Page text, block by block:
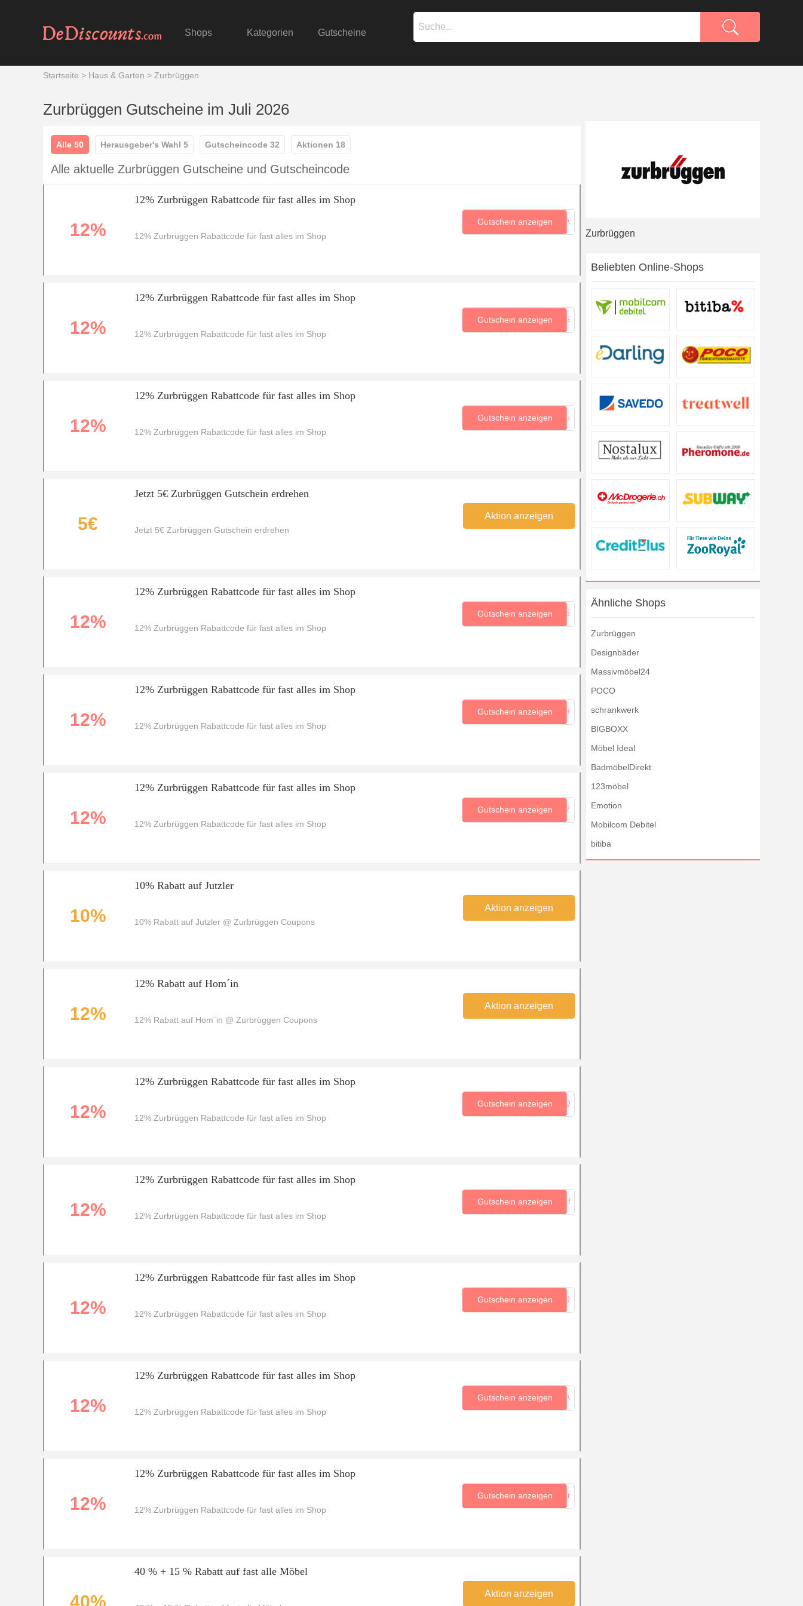
Shops Kategorien Gutscheine
Startseite > Haus & Garten > Zurbrüggen
Zurbrüggen Gutscheine im Juli 2026
Alle 50 Herausgeber's Wahl 5 Gutscheincode 32 Aktionen 18
Alle aktuelle Zurbrüggen Gutscheine und Gutscheincode
12%
12% Zurbrüggen Rabattcode für fast alles im Shop
12% Zurbrüggen Rabattcode für fast alles im Shop
...6A
Gutschein anzeigen
12%
12% Zurbrüggen Rabattcode für fast alles im Shop
12% Zurbrüggen Rabattcode für fast alles im Shop
...gS
Gutschein anzeigen
12%
12% Zurbrüggen Rabattcode für fast alles im Shop
12% Zurbrüggen Rabattcode für fast alles im Shop
...Au
Gutschein anzeigen
5€
Jetzt 5€ Zurbrüggen Gutschein erdrehen
Jetzt 5€ Zurbrüggen Gutschein erdrehen
Aktion anzeigen
12%
12% Zurbrüggen Rabattcode für fast alles im Shop
12% Zurbrüggen Rabattcode für fast alles im Shop
...M5
Gutschein anzeigen
12%
12% Zurbrüggen Rabattcode für fast alles im Shop
12% Zurbrüggen Rabattcode für fast alles im Shop
...RH
Gutschein anzeigen
12%
12% Zurbrüggen Rabattcode für fast alles im Shop
12% Zurbrüggen Rabattcode für fast alles im Shop
...V7
Gutschein anzeigen
10%
10% Rabatt auf Jutzler
10% Rabatt auf Jutzler @ Zurbrüggen Coupons
Aktion anzeigen
12%
12% Rabatt auf Hom´in
12% Rabatt auf Hom´in @ Zurbrüggen Coupons
Aktion anzeigen
12%
12% Zurbrüggen Rabattcode für fast alles im Shop
12% Zurbrüggen Rabattcode für fast alles im Shop
...qQ
Gutschein anzeigen
12%
12% Zurbrüggen Rabattcode für fast alles im Shop
12% Zurbrüggen Rabattcode für fast alles im Shop
...Kf
Gutschein anzeigen
12%
12% Zurbrüggen Rabattcode für fast alles im Shop
12% Zurbrüggen Rabattcode für fast alles im Shop
...u9
Gutschein anzeigen
12%
12% Zurbrüggen Rabattcode für fast alles im Shop
12% Zurbrüggen Rabattcode für fast alles im Shop
...yA
Gutschein anzeigen
12%
12% Zurbrüggen Rabattcode für fast alles im Shop
12% Zurbrüggen Rabattcode für fast alles im Shop
...8r
Gutschein anzeigen
40%
40 % + 15 % Rabatt auf fast alle Möbel
Aktion anzeigen
Zurbrüggen
Beliebten Online-Shops
Ähnliche Shops
Zurbrüggen
Designbäder
Massivmöbel24
POCO
schrankwerk
BIGBOXX
Möbel Ideal
BadmöbelDirekt
123möbel
Emotion
Mobilcom Debitel
bitiba